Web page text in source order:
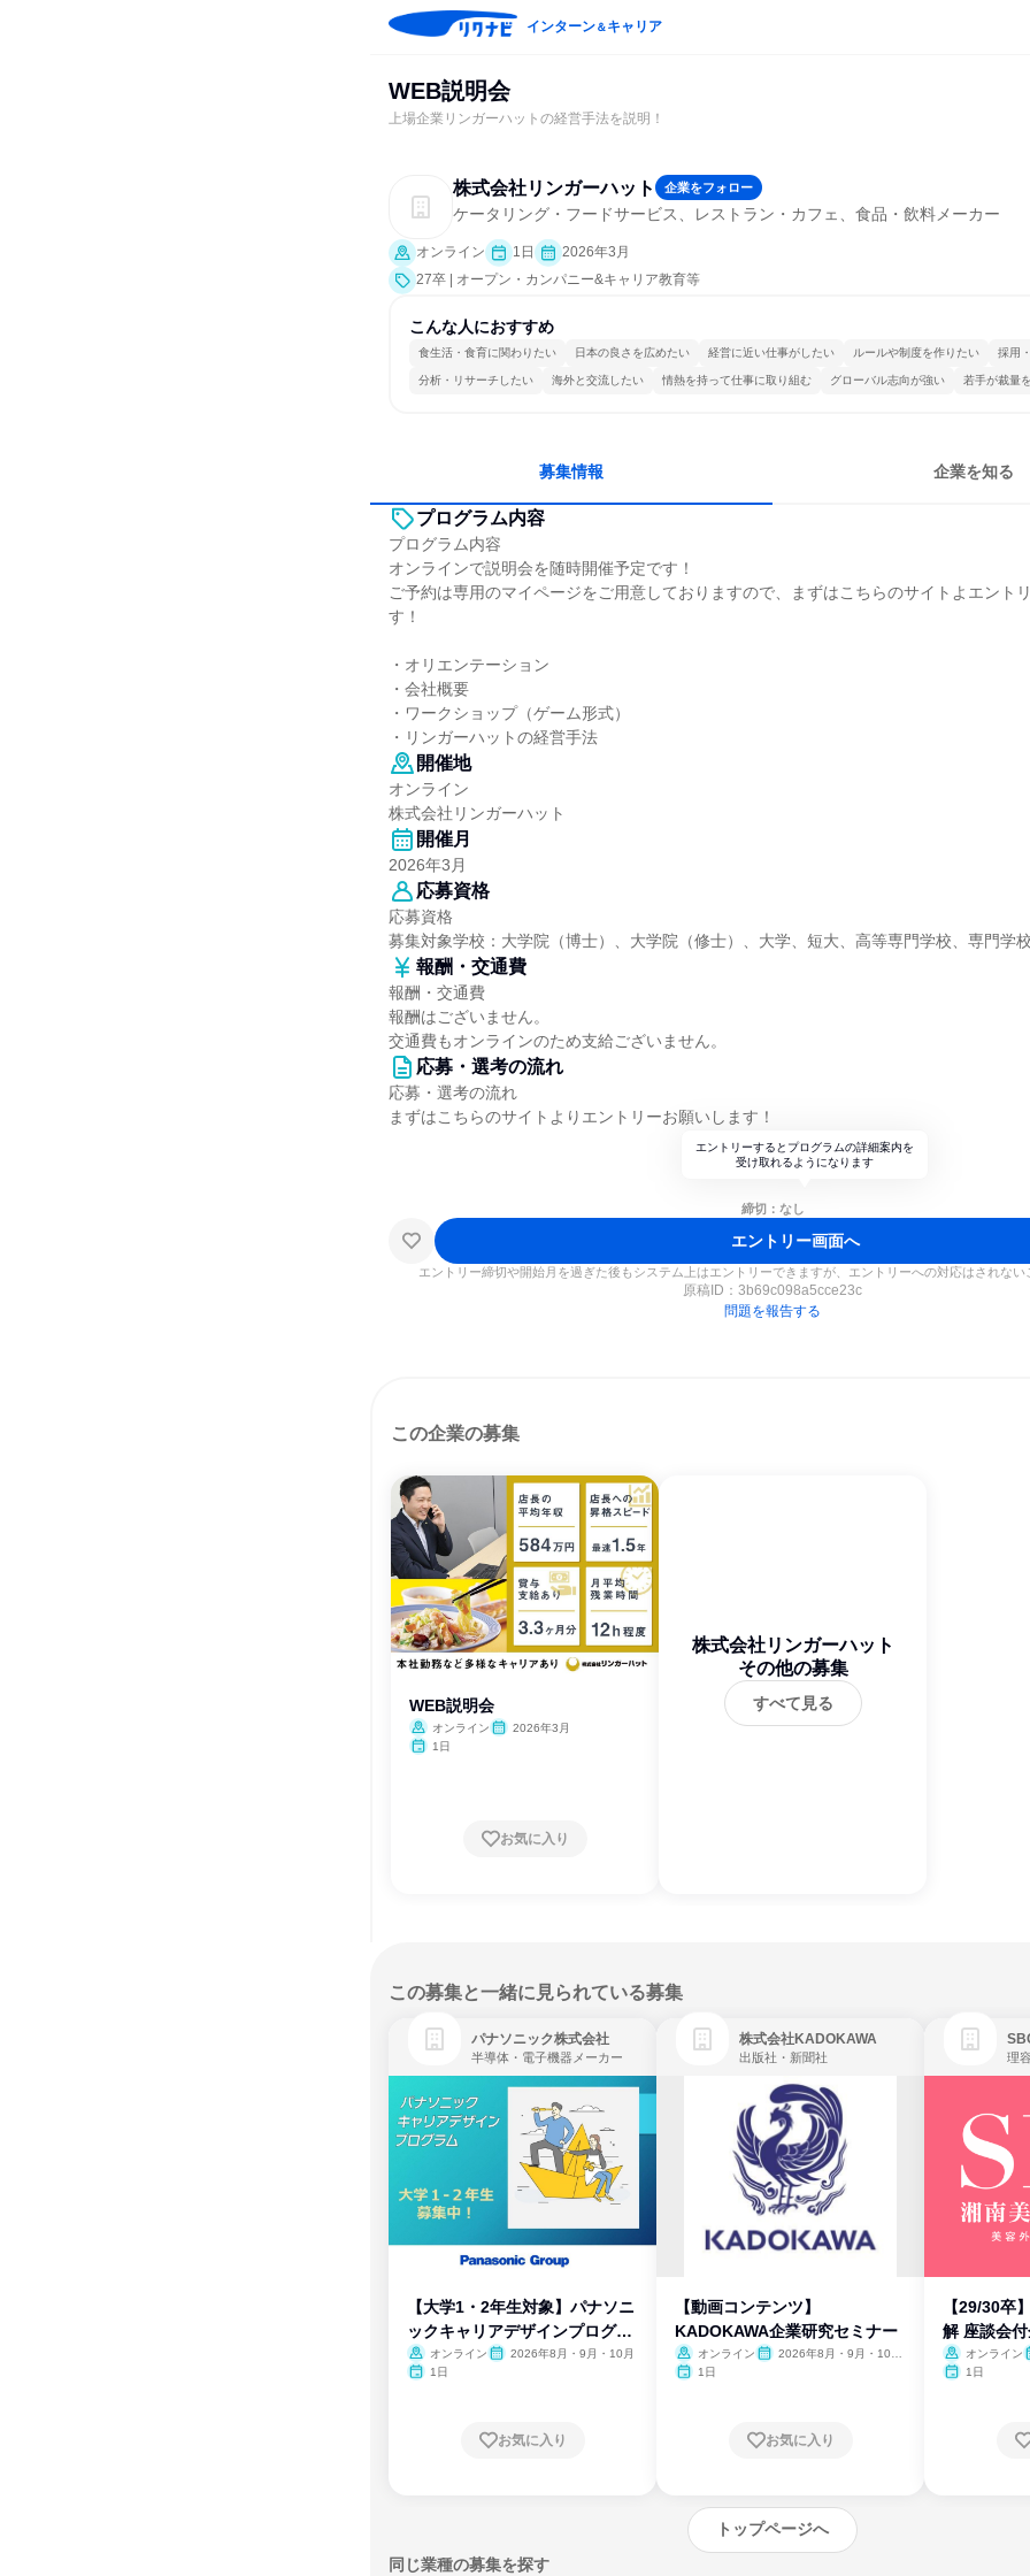
インターン＆キャリア
WEB説明会
上場企業リンガーハットの経営手法を説明！
株式会社リンガーハット 企業をフォロー
ケータリング・フードサービス、レストラン・カフェ、食品・飲料メーカー
オンライン 1日
2026年3月
27卒 | オープン・カンパニー&キャリア教育等
こんな人におすすめ
食生活・食育に関わりたい 日本の良さを広めたい 経営に近い仕事がしたい ルールや制度を作りたい 採用
分析・リサーチしたい 海外と交流したい 情熱を持って仕事に取り組む グローバル志向が強い 若手が裁量
募集情報 企業を知る
プログラム内容
プログラム内容
オンラインで説明会を随時開催予定です！
ご予約は専用のマイページをご用意しておりますので、まずはこちらのサイトよエント
す！
・オリエンテーション
・会社概要
・ワークショップ（ゲーム形式）
・リンガーハットの経営手法
開催地
オンライン
株式会社リンガーハット
開催月
2026年3月
応募資格
応募資格
募集対象学校：大学院（博士）、大学院（修士）、大学、短大、高等専門学校、専門学校
報酬・交通費
報酬・交通費
報酬はございません。
交通費もオンラインのため支給ございません。
応募・選考の流れ
応募・選考の流れ
まずはこちらのサイトよりエントリーお願いします！
エントリーするとプログラムの詳細案内を
受け取れるようになります
締切：なし
エントリー画面へ
エントリー締切や開始月を過ぎた後もシステム上はエントリーできますが、エントリーへの対応はされない
原稿ID： 3b69c098a5cce23c
問題を報告する
この企業の募集
WEB説明会
オンライン
2026年3月
1日
お気に入り
株式会社リンガーハット
その他の募集
すべて見る
この募集と一緒に見られている募集
パナソニック株式会社
半導体・電子機器メーカー
【大学1・2年生対象】パナソニ
ックキャリアデザインプログラ
ム
オンライン
2026年8月・9月・10月
1日
お気に入り
株式会社KADOKAWA
出版社・新聞社
【動画コンテンツ】
KADOKAWA企業研究セミナー
オンライン
2026年8月・9月・10
1日
お気に入り
【29/30卒
解 座談会
オンライン
1日
トップページへ
同じ業種の募集を探す